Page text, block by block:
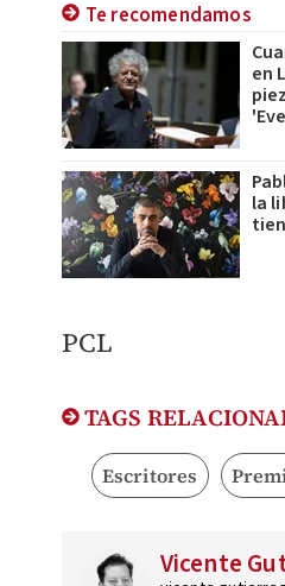
Te recomendamos
en
la
PCL
TAGS
Escritores
Vicente